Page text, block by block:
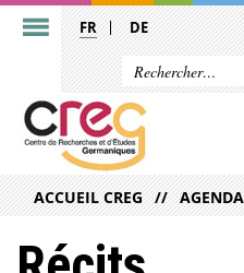
FR DE
ACCUEIL CREG AGENDA